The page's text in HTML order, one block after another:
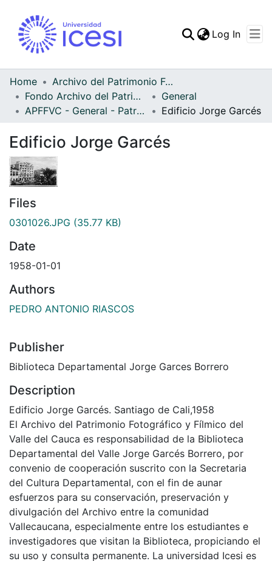
Statistics
Log In
Home
Archivo del Patrimonio Fotográfico y Fílmico del Valle del Cauca
Fondo Archivo del Patrimonio Fotográfico y Fílmico del Valle del Cauca
General
APFFVC - General - Patrimonial
Edificio Jorge Garcés
Edificio Jorge Garcés
Files
0301026.JPG (35.77 KB)
Date
1958-01-01
Authors
PEDRO ANTONIO RIASCOS
Publisher
Biblioteca Departamental Jorge Garces Borrero
Description
Edificio Jorge Garcés. Santiago de Cali,1958
El Archivo del Patrimonio Fotográfico y Fílmico del
Valle del Cauca es responsabilidad de la Biblioteca
Departamental del Valle Jorge Garcés Borrero, por
convenio de cooperación suscrito con la Secretaria
del Cultura Departamental, con el fin de aunar
esfuerzos para su conservación, preservación y
divulgación del Archivo entre la comunidad
Vallecaucana, especialmente entre los estudiantes e
investigadores que visitan la Biblioteca, propiciando el
su uso y consulta permanente. La universidad Icesi es